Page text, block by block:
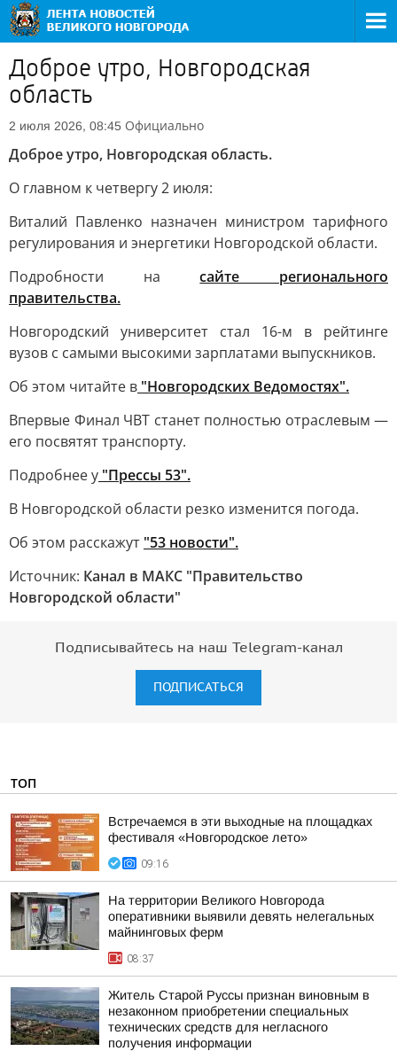
Доброе утро, Новгородская
область
2 июля 2026, 08:45 Официально
Доброе утро, Новгородская область.
О главном к четвергу 2 июля:
Виталий Павленко назначен министром тарифного
регулирования и энергетики Новгородской области.
Подробности насайте регионального
правительства.
Новгородский университет стал 16-м в рейтинге
вузов с самыми высокими зарплатами выпускников.
Об этом читайте в "Новгородских Ведомостях".
Впервые Финал ЧВТ станет полностью отраслевым —
его посвятят транспорту.
Подробнее у "Прессы 53".
В Новгородской области резко изменится погода.
Об этом расскажут "53 новости".
Источник: Канал в МАКС "Правительство
Новгородской области"
Подписывайтесь на наш Telegram-канал
ПОДПИСАТЬСЯ
ТОП
Встречаемся в эти выходные на площадках
фестиваля «Новгородское лето»
09:16
На территории Великого Новгорода
оперативники выявили девять нелегальных
майнинговых ферм
08:37
Житель Старой Руссы признан виновным в
незаконном приобретении специальных
технических средств для негласного
получения информации